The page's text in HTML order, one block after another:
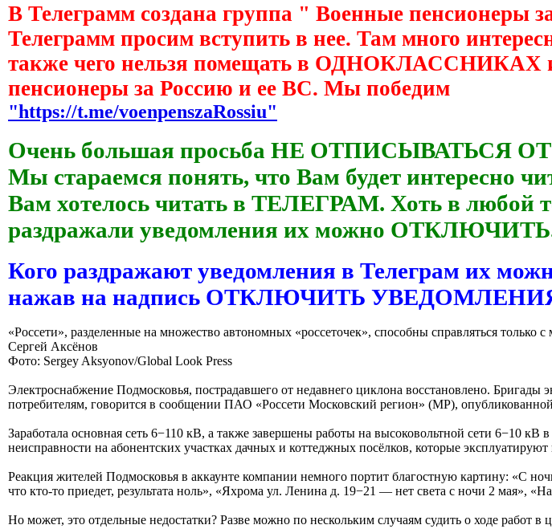
В Телеграмм создана группа " Военные пенсионеры
Телеграмм просим вступить в нее. Там много
также чего нельзя помещать в ОДНОКЛАССНИКАХ и
пенсионеры за Россию и ее ВС. Мы победим
"https://t.me/voenpenszaRossiu"
Очень большая просьба НЕ ОТПИСЫВАТЬСЯ ОТ
Мы стараемся понять, что Вам будет интересно
Вам хотелось читать в ТЕЛЕГРАМ. Хоть в любой
раздражали уведомления их можно
Кого раздражают уведомления в Телеграм их
нажав на надпись ОТКЛЮЧИТЬ
«Россети», разделенные на множество автономных «россеточек», способны справляться только
Сергей Аксёнов
Фото: Sergey Aksyonov/Global Look Press
Электроснабжение Подмосковья, пострадавшего от недавнего циклона восстановлено. Бригады
потребителям, говорится в сообщении ПАО «Россети Московский регион» (МР),
Заработала основная сеть 6−110 кВ, а также завершены работы на высоковольтной сети 6−10
неисправности на абонентских участках дачных и коттеджных посёлков, которые эксплуатируют
Реакция жителей Подмосковья в аккаунте компании немного портит благостную картину: «С
что кто-то приедет, результата ноль», «Яхрома ул. Ленина д. 19−21 — нет света с ночи 2 мая»,
Но может, это отдельные недостатки? Разве можно по нескольким случаям судить о ходе работ